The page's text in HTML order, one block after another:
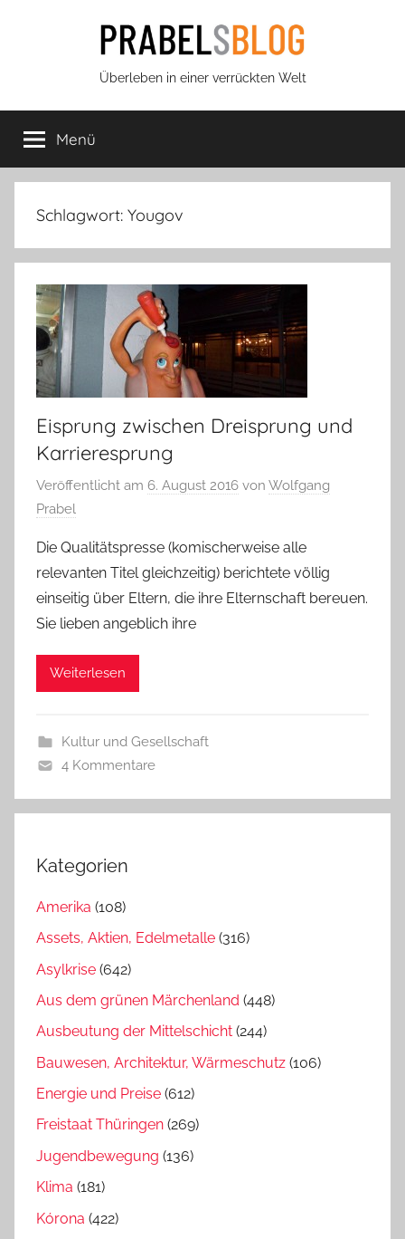
Prabels
Blog
Überleben in einer verrückten Welt
Menü
Schlagwort: Yougov
Eisprung zwischen Dreisprung und
Karrieresprung
Veröffentlicht am 6. August 2016 von Wolfgang
Prabel
Die Qualitätspresse (komischerweise alle
relevanten Titel gleichzeitig) berichtete völlig
einseitig über Eltern, die ihre Elternschaft bereuen.
Sie lieben angeblich ihre
Weiterlesen
Kultur und Gesellschaft
4 Kommentare
Kategorien
Amerika (108)
Assets, Aktien, Edelmetalle (316)
Asylkrise (642)
Aus dem grünen Märchenland (448)
Ausbeutung der Mittelschicht (244)
Bauwesen, Architektur, Wärmeschutz (106)
Energie und Preise (612)
Freistaat Thüringen (269)
Jugendbewegung (136)
Klima (181)
Kórona (422)